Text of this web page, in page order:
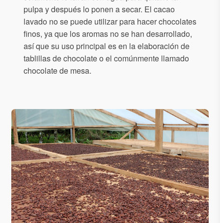
pulpa y después lo ponen a secar. El cacao
lavado no se puede utilizar para hacer chocolates
finos, ya que los aromas no se han desarrollado,
así que su uso principal es en la elaboración de
tablillas de chocolate o el comúnmente llamado
chocolate de mesa.